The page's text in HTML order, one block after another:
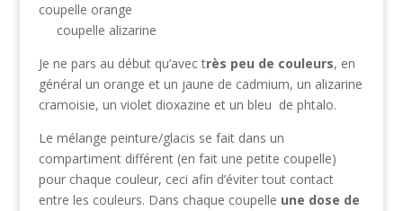
coupelle orange
coupelle alizarine
Je ne pars au début qu’avec très peu de couleurs, en
général un orange et un jaune de cadmium, un alizarine
cramoisie, un violet dioxazine et un bleu de phtalo.
Le mélange peinture/glacis se fait dans un
compartiment différent (en fait une petite coupelle)
pour chaque couleur, ceci afin d’éviter tout contact
entre les couleurs. Dans chaque coupelle une dose de